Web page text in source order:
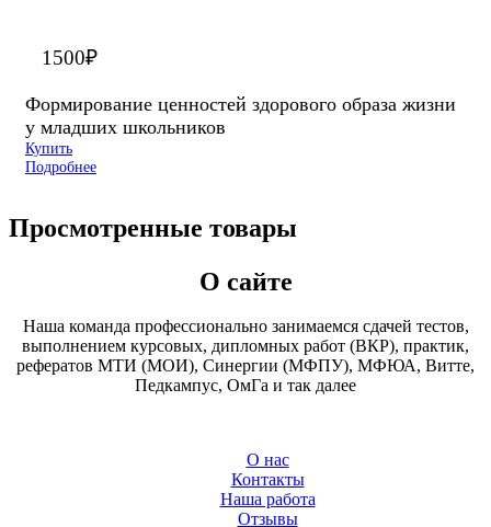
1500₽
Формирование ценностей здорового образа жизни
у младших школьников
Купить
Подробнее
Просмотренные товары
О сайте
Наша команда профессионально занимаемся сдачей тестов,
выполнением курсовых, дипломных работ (ВКР), практик,
рефератов МТИ (МОИ), Синергии (МФПУ), МФЮА, Витте,
Педкампус, ОмГа и так далее
О нас
Контакты
Наша работа
Отзывы